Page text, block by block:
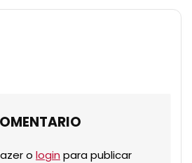
o login para publicar